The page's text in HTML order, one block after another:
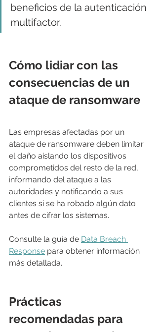
beneficios de la autenticación
multifactor.
Cómo lidiar con las
consecuencias de un
ataque de ransomware
Las empresas afectadas por un
ataque de ransomware deben limitar
el daño aislando los dispositivos
comprometidos del resto de la red,
informando del ataque a las
autoridades y notificando a sus
clientes si se ha robado algún dato
antes de cifrar los sistemas.
Consulte la guía de Data Breach
Response para obtener información
más detallada.
Prácticas
recomendadas para